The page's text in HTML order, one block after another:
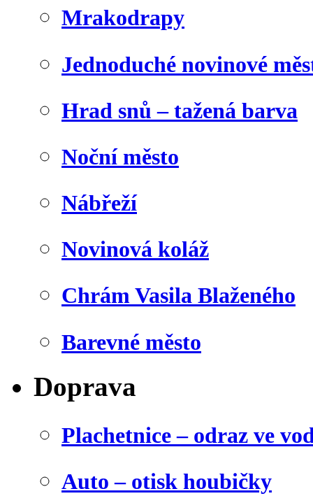
Mrakodrapy
Jednoduché novinové
Hrad snů – tažená barva
Noční město
Nábřeží
Novinová koláž
Chrám Vasila Blaženého
Barevné město
Doprava
Plachetnice – odraz ve
Auto – otisk houbičky